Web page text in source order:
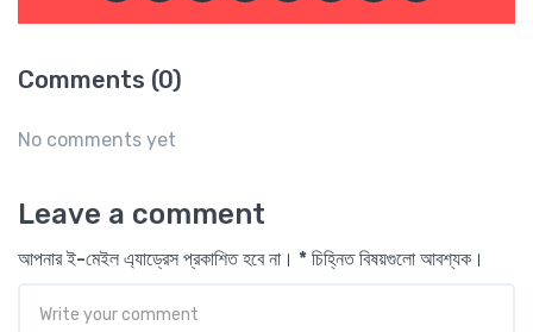
Comments (0)
No comments yet
Leave a comment
আপনার ই-মেইল এ্যাড্রেস প্রকাশিত হবে না। * চিহ্নিত বিষয়গুলো আবশ্যক।